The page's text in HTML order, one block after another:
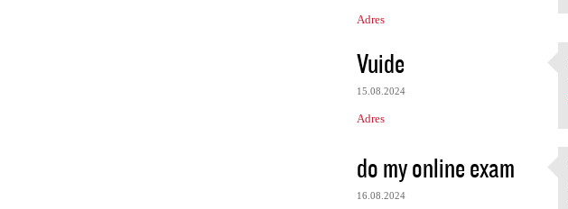
Adres
Vuide
15.08.2024
Adres
do my online exam
16.08.2024